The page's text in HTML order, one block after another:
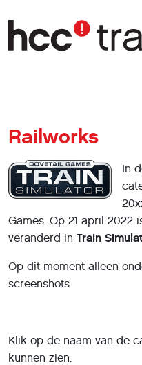
Railworks
In
Games. Op 21 april 2022
veranderd in Train
Op dit moment alleen
screenshots.
Klik op de naam van de
kunnen zien.